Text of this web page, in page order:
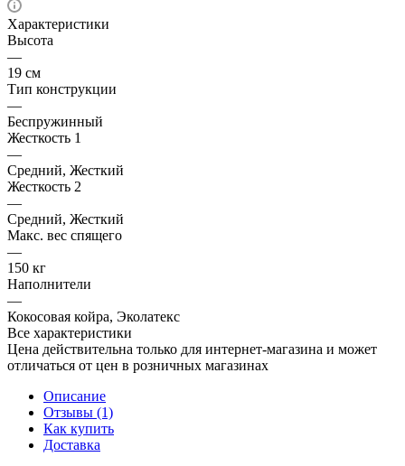
Характеристики
Высота
—
19 см
Тип конструкции
—
Беспружинный
Жесткость 1
—
Средний, Жесткий
Жесткость 2
—
Средний, Жесткий
Макс. вес спящего
—
150 кг
Наполнители
—
Кокосовая койра, Эколатекс
Все характеристики
Цена действительна только для интернет-магазина и может
отличаться от цен в розничных магазинах
Описание
Отзывы (1)
Как купить
Доставка